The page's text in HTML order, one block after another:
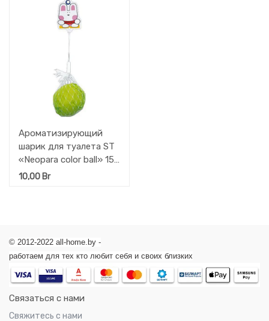
Ароматизирующий
шарик для туалета ST
«Neopara color ball» 150
гр.
10,00 Br
© 2012-2022 all-home.by -
работаем для тех кто любит себя и своих близких
Связаться с нами
Свяжитесь с нами